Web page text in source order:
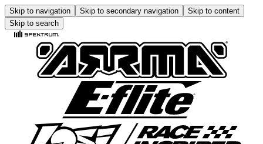
Skip to navigation Skip to secondary navigation
Skip to content
Skip to search